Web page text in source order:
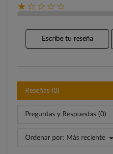
★☆☆☆☆
Escribe tu reseña
Reseñas (0)
Preguntas y Respuestas (0)
Ordenar por: Más reciente